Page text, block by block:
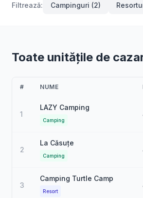
Filtrează: Campinguri (2)
Toate unitățile de
# NUME
1
LAZY Camping
Camping
2
La Căsuțe
Camping
3
Camping Turtle Camp
Resort